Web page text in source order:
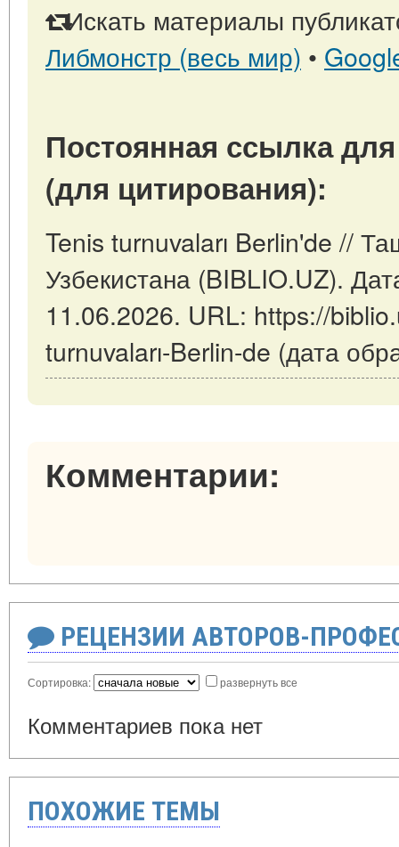
Искать материалы
Либмонстр (весь мир) •
Постоянная ссылка
(для цитирования):
Tenis turnuvaları Berlin'de //
Узбекистана (BIBLIO.UZ).
11.06.2026. URL: https://
turnuvaları-Berlin-de (дата
Комментарии:
РЕЦЕНЗИИ АВТОРОВ-
Сортировка: развернуть все
Комментариев пока нет
ПОХОЖИЕ ТЕМЫ